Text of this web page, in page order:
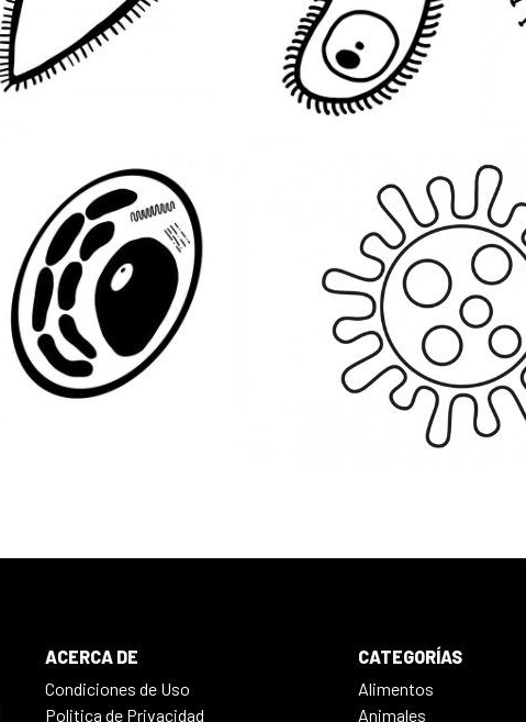
ACERCA DE
Condiciones de Uso
Politica de Privacidad
CATEGORÍAS
Alimentos
Animales